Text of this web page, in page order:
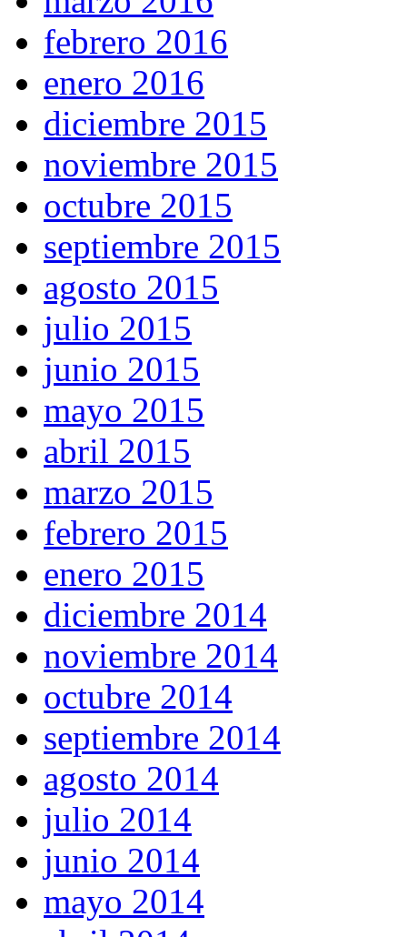
febrero 2016
enero 2016
diciembre 2015
noviembre 2015
octubre 2015
septiembre 2015
agosto 2015
julio 2015
junio 2015
mayo 2015
abril 2015
marzo 2015
febrero 2015
enero 2015
diciembre 2014
noviembre 2014
octubre 2014
septiembre 2014
agosto 2014
julio 2014
junio 2014
mayo 2014